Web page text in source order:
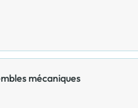
mécaniques